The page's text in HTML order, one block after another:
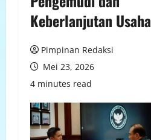
Keberlanjutan Usaha
Pimpinan Redaksi
Mei 23, 2026
4 minutes read